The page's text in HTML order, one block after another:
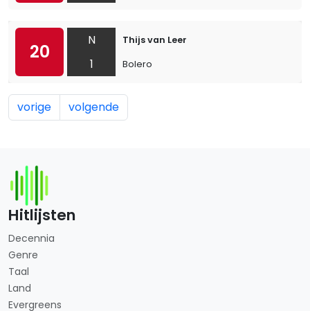
20
N
1
Thijs van Leer
Bolero
vorige volgende
Hitlijsten
Decennia
Genre
Taal
Land
Evergreens